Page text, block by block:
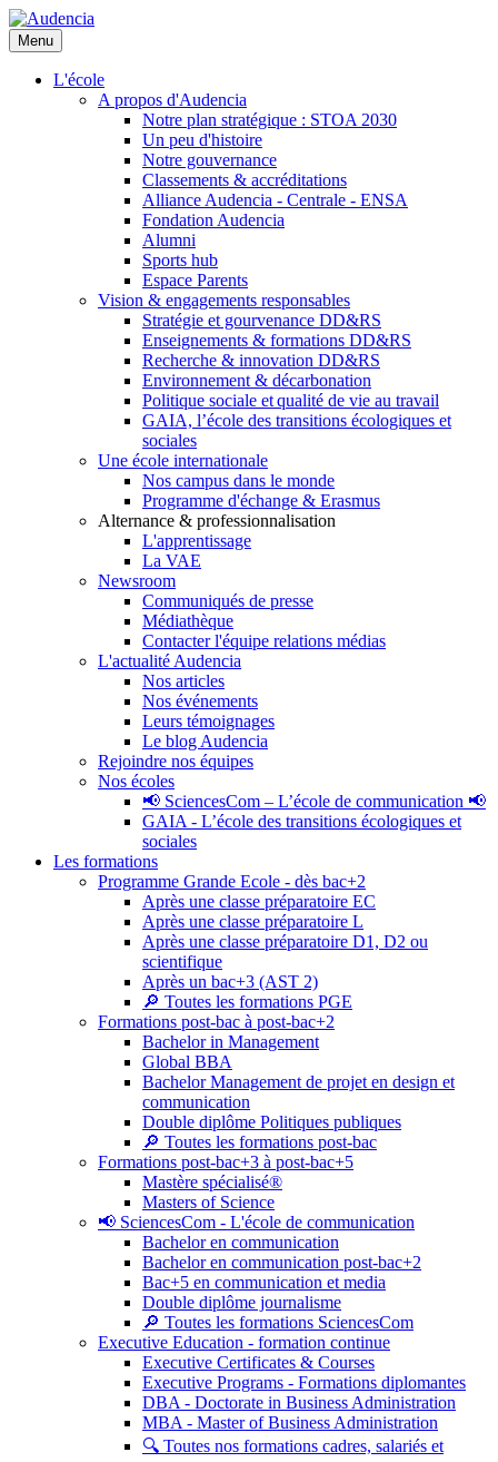
Aller
au
contenu
principal
Menu
L'école
A propos d'Audencia
Notre plan stratégique : STOA 2030
Un peu d'histoire
Notre gouvernance
Classements & accréditations
Alliance Audencia - Centrale - ENSA
Fondation Audencia
Alumni
Sports hub
Espace Parents
Vision & engagements responsables
Stratégie et gourvenance DD&RS
Enseignements & formations DD&RS
Recherche & innovation DD&RS
Environnement & décarbonation
Politique sociale et qualité de vie au travail
GAIA, l’école des transitions écologiques et
sociales
Une école internationale
Nos campus dans le monde
Programme d'échange & Erasmus
Alternance & professionnalisation
L'apprentissage
La VAE
Newsroom
Communiqués de presse
Médiathèque
Contacter l'équipe relations médias
L'actualité Audencia
Nos articles
Nos événements
Leurs témoignages
Le blog Audencia
Rejoindre nos équipes
Nos écoles
📢 SciencesCom – L’école de communication 📢
GAIA - L’école des transitions écologiques et
sociales
Les formations
Programme Grande Ecole - dès bac+2
Après une classe préparatoire EC
Après une classe préparatoire L
Après une classe préparatoire D1, D2 ou
scientifique
Après un bac+3 (AST 2)
🔎 Toutes les formations PGE
Formations post-bac à post-bac+2
Bachelor in Management
Global BBA
Bachelor Management de projet en design et
communication
Double diplôme Politiques publiques
🔎 Toutes les formations post-bac
Formations post-bac+3 à post-bac+5
Mastère spécialisé®
Masters of Science
📢 SciencesCom - L'école de communication
Bachelor en communication
Bachelor en communication post-bac+2
Bac+5 en communication et media
Double diplôme journalisme
🔎 Toutes les formations SciencesCom
Executive Education - formation continue
Executive Certificates & Courses
Executive Programs - Formations diplomantes
DBA - Doctorate in Business Administration
MBA - Master of Business Administration
🔍 Toutes nos formations cadres, salariés et